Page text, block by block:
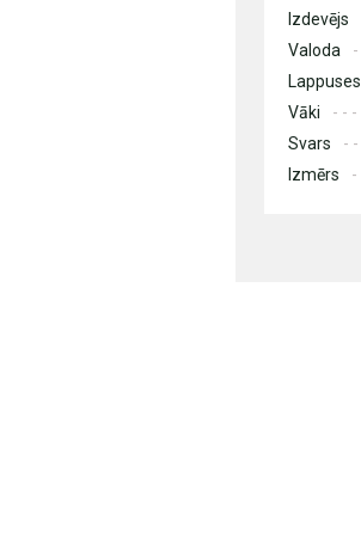
Izdevējs
Valoda
Lappuses
Vāki
Svars
Izmērs